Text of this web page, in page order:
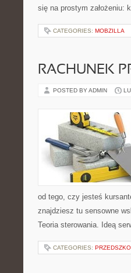
się na prostym założeniu:
CATEGORIES: MOBZILLA
RACHUNEK
POSTED BY ADMIN
od tego, czy jesteś
znajdziesz tu sensowne
Teoria sterowania. Ideą
CATEGORIES: